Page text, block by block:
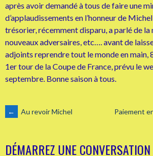
après avoir demandé à tous de faire une
d’applaudissements en l’honneur de
trésorier, récemment disparu, a parlé de la
nouveaux adversaires, etc…. avant de
adjoints reprendre tout le monde en main,
1er tour de la Coupe de France, prévu le
septembre. Bonne saison à tous.
NAVIGATION
DES
← Au revoir Michel
Paiement
DÉMARREZ UNE CONVERSATION